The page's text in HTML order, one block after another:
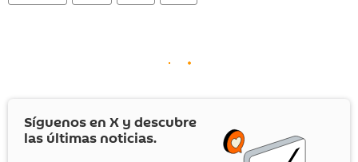
Síguenos en X y descubre
las últimas noticias.